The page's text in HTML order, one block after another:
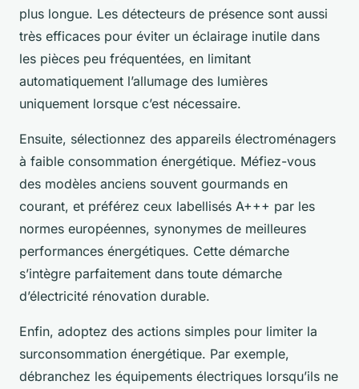
plus longue. Les détecteurs de présence sont aussi
très efficaces pour éviter un éclairage inutile dans
les pièces peu fréquentées, en limitant
automatiquement l’allumage des lumières
uniquement lorsque c’est nécessaire.
Ensuite, sélectionnez des appareils électroménagers
à faible consommation énergétique. Méfiez-vous
des modèles anciens souvent gourmands en
courant, et préférez ceux labellisés A+++ par les
normes européennes, synonymes de meilleures
performances énergétiques. Cette démarche
s’intègre parfaitement dans toute démarche
d’électricité rénovation durable.
Enfin, adoptez des actions simples pour limiter la
surconsommation énergétique. Par exemple,
débranchez les équipements électriques lorsqu’ils ne